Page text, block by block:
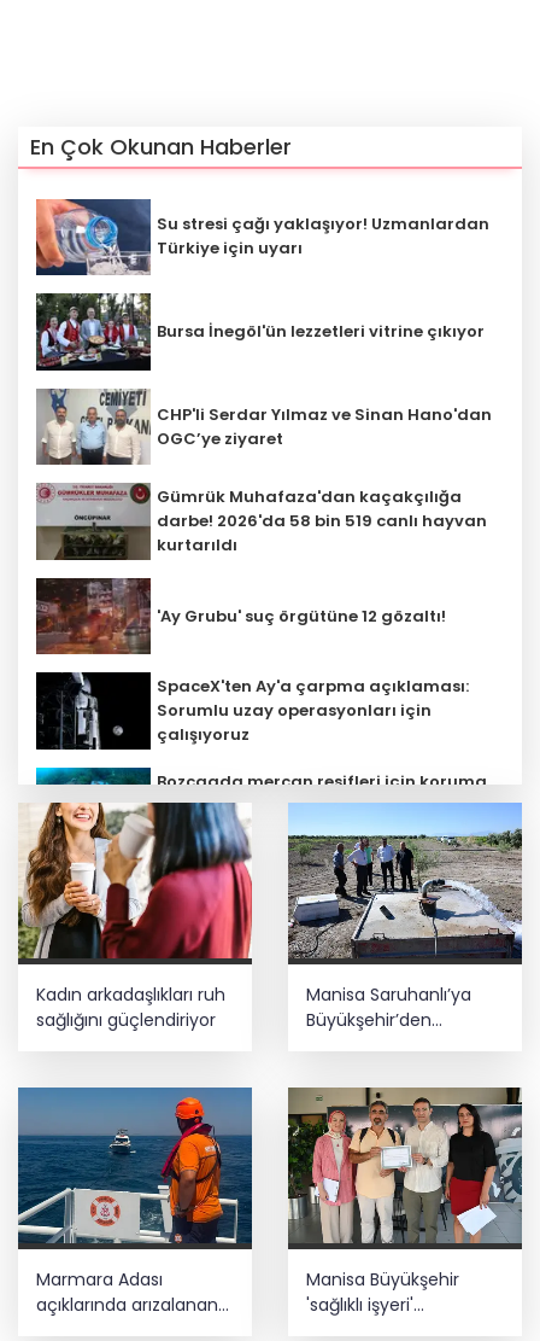
En Çok Okunan Haberler
Su stresi çağı yaklaşıyor! Uzmanlardan
Türkiye için uyarı
Bursa İnegöl'ün lezzetleri vitrine çıkıyor
CHP'li Serdar Yılmaz ve Sinan Hano'dan
OGC’ye ziyaret
Gümrük Muhafaza'dan kaçakçılığa
darbe! 2026'da 58 bin 519 canlı hayvan
kurtarıldı
'Ay Grubu' suç örgütüne 12 gözaltı!
SpaceX'ten Ay'a çarpma açıklaması:
Sorumlu uzay operasyonları için
çalışıyoruz
Bozcaada mercan resifleri için koruma
seferberliği... 180 deniz canlısı türü kayıt
altına alındı
Kayseri Büyükşehir gökyüzü tutkunlarını
Erciyes'te buluşturacak
MGK bugün toplanıyor... Gündem
'Terörsüz Türkiye'
ediyor... Hudutlarda 490 kişi yakalandı
Kadın arkadaşlıkları ruh
sağlığını güçlendiriyor
Manisa Saruhanlı’ya
Büyükşehir’den
Marmara Adası
açıklarında arızalanan
tekne kurtarıldı
Manisa Büyükşehir
'sağlıklı işyeri'
sertifikasına kavuştu